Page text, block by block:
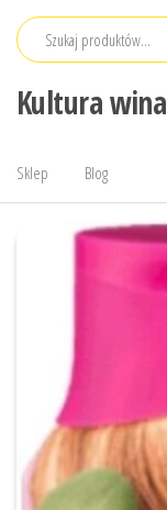
Przejdź
Kultura wina
Sklep Blog